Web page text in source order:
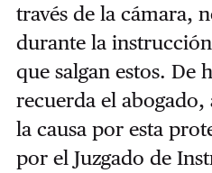
través de la cámara,
durante la
que salgan estos. De
recuerda el abogado,
la causa por esta
por el Juzgado de